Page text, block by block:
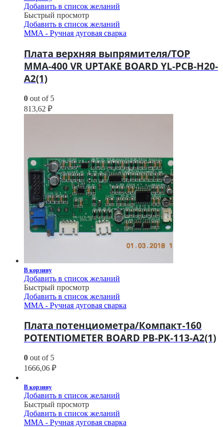
Добавить в список желаний
Быстрый просмотр
Добавить в список желаний
MMA - Ручная дуговая сварка
Плата верхняя выпрямителя/TOP
MMA-400 VR UPTAKE BOARD YL-PCB-H20-
A2(1)
0 out of 5
813,62 ₽
В корзину
Добавить в список желаний
Быстрый просмотр
Добавить в список желаний
MMA - Ручная дуговая сварка
Плата потенциометра/Компакт-160
POTENTIOMETER BOARD PB-PK-113-A2(1)
0 out of 5
1666,06 ₽
В корзину
Добавить в список желаний
Быстрый просмотр
Добавить в список желаний
MMA - Ручная дуговая сварка